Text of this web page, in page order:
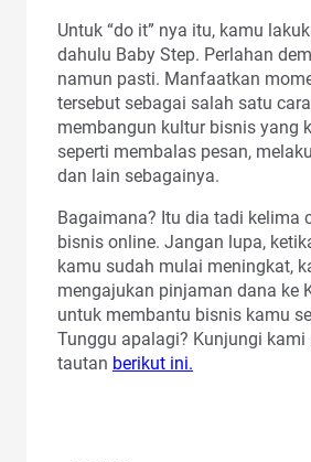
Untuk “do it” nya itu, kamu
dahulu Baby Step. Perlahan
namun pasti. Manfaatkan
tersebut sebagai salah satu
membangun kultur bisnis yang
seperti membalas pesan,
dan lain sebagainya.
Bagaimana? Itu dia tadi kelima
bisnis online. Jangan lupa,
kamu sudah mulai meningkat,
mengajukan pinjaman dana ke
untuk membantu bisnis kamu
Tunggu apalagi? Kunjungi kami
tautan berikut ini.